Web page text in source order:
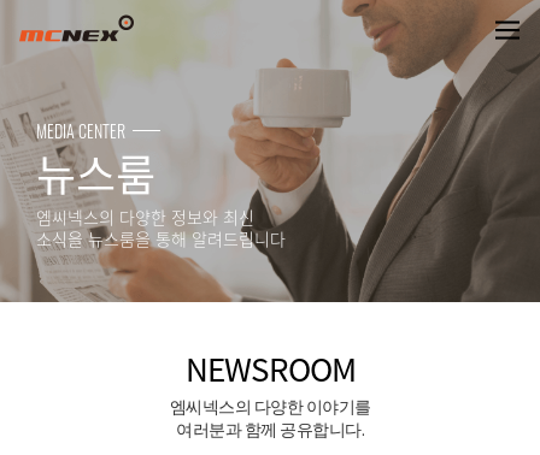
NEWSROOM
MEDIA CENTER
뉴스룸
엠씨넥스의 다양한 정보와 최신
소식을 뉴스룸을 통해 알려드립니다
NEWSROOM
엠씨넥스의 다양한 이야기를
여러분과 함께 공유합니다.